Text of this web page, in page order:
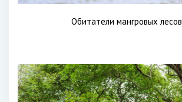
Обитатели мангровых лесов